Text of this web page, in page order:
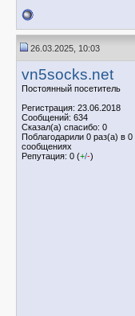
26.03.2025, 10:03
vn5socks.net
Постоянный посетитель
Регистрация: 23.06.2018
Сообщений: 634
Сказал(а) спасибо: 0
Поблагодарили 0 раз(а) в 0
сообщениях
Репутация: 0 (+/-)